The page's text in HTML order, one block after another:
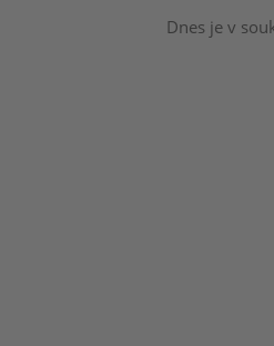
Dnes je v